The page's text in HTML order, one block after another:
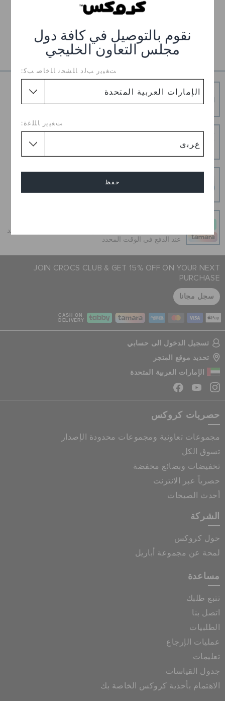
نقوم بالتوصيل في كافة دول
مجلس التعاون الخليجي
ﺖﻐﻴﻳﺭ ﺐﻟﺩ ﺎﻠﺸﺤﻧ ﺎﻠﺧﺎﺻ ﺐﻛ:
ﺖﻐﻴﻳﺭ ﺎﻠﻠﻏﺓ:
حفظ
ارجاع مجاني لجميع الطلبات
تفاصيل المنتج
شحن مجاني
توصيل مجاني على جميع الطلبيات المدفوعة مقدما
إرجاع بدون عناء
هل غيرت رأيك؟ لا تقلق. عملية الإرجاع المجانية لدينا تجعل
الأمر سهلاً.
عمليات دفع آمنة
أحصل على ما تحب اليوم وادفع على 4 دفعات بدون أي فوائد
عند الدفع في الوقت المحدد
JOIN CROCS CLUB & GET 15% OFF ON YOUR NEXT
PURCHASE
سجل مجانا
CASH ON
DELIVERY
تسجيل الدخول الى حسابي
تحديد موقع المتجر
الإمارات العربية المتحدة
حصريات كروكس
مجموعات تعاونية ومجموعات محدودة الإصدار
تسوق الكل
تخفيضات وبضائع مخفضة
حصرياً عبر الانترنت
أحدث الصيحات
الشركة
حول كروكس
لمحة عن مجموعة أباريل
مساعدة
تتبع طلبك
اتصل بنا
الطلبيات
عمليات الإرجاع
تعليمات
جدول القياسات
الاهتمام بأحذية كروكس الخاصة بك